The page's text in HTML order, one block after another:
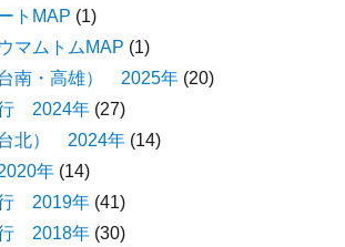
トMAP (1)
マムトムMAP (1)
南・高雄） 2025年 (20)
2024年 (27)
北） 2024年 (14)
年 (14)
2019年 (41)
2018年 (30)